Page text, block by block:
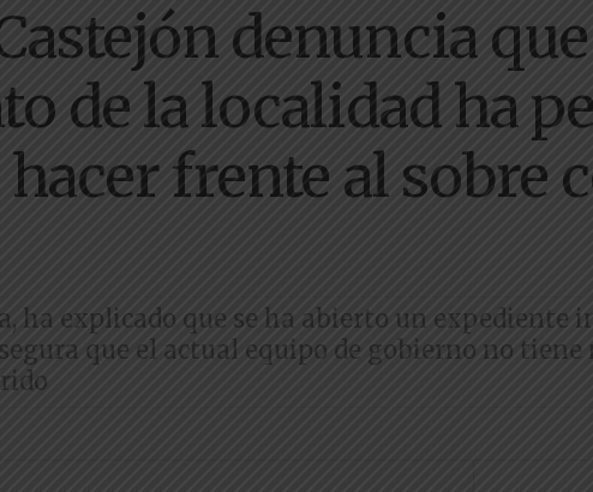
denuncia
de la localidad ha
frente al sobre
ha explicado que se ha abierto un expediente
que el actual equipo de gobierno no